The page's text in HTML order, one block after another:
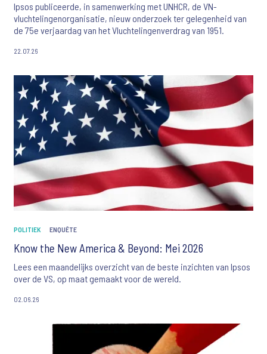
Ipsos publiceerde, in samenwerking met UNHCR, de VN-
vluchtelingenorganisatie, nieuw onderzoek ter gelegenheid van
de 75e verjaardag van het Vluchtelingenverdrag van 1951.
22.07.26
POLITIEK ENQUÊTE
Know the New America & Beyond: Mei 2026
Lees een maandelijks overzicht van de beste inzichten van Ipsos
over de VS, op maat gemaakt voor de wereld.
02.06.26